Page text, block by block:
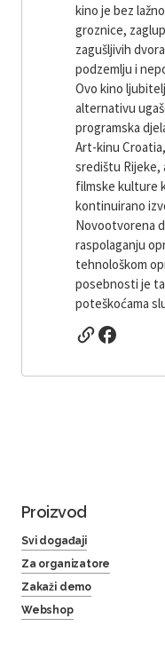
kino je bez
groznice,
zagušljivih
podzemlju i
Ovo kino
alternativu
programska
Art-kinu
središtu Rijeke,
filmske kulture
kontinuirano
Novootvorena
raspolaganju
tehnološkom
posebnosti je
poteškoćama
Proizvod
Svi događaji
Za organizatore
Zakaži demo
Webshop